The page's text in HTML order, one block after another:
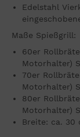
Edelstahl
Maße Spießgrill:
60er
Motorhalter)
70er
Motorhalter)
80er
Motorhalter)
Breite: ca. 30